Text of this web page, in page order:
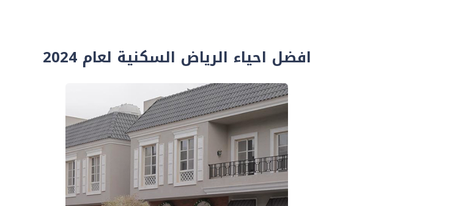
افضل احياء الرياض السكنية لعام 2024